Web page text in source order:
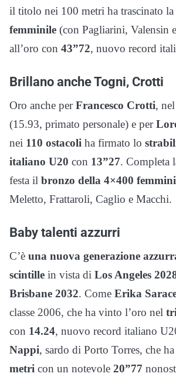
il titolo nei 100 metri ha trascinato la
femminile (con Pagliarini, Valensin
all’oro con 43”72, nuovo record
Brillano anche Togni, Crotti
Oro anche perFrancesco Crotti, nel
(15.93, primato personale) e per
nei 110 ostacoli ha firmato lo
italiano U20 con 13”27. Completa
festa il bronzo della 4×400
Meletto, Frattaroli, Caglio e Macchi.
Baby talenti azzurri
C’è una nuova generazione
scintille in vista di Los Angeles
Brisbane 2032. Come Erika
classe 2006, che ha vinto l’oro nel
con 14.24, nuovo record italiano
Nappi, sardo di Porto Torres, che
metri con un notevole 20”77